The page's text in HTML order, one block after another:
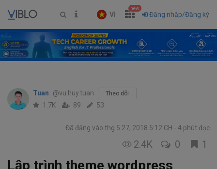
VI
new
Đăng nhập/Đăng ký
Tuan @vu.huy.tuan Theo dõi
1.7K 89 53
Đã đăng vào thg 5 27, 2018 5:12 CH 4 phút đọc
2.4K 0 1
Lập trình theme wordpress